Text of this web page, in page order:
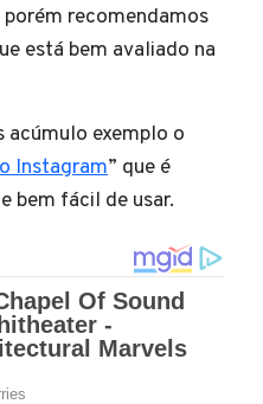
recomendamos
está bem avaliado na
acúmulo exemplo o
Instagram” que é
bem fácil de usar.